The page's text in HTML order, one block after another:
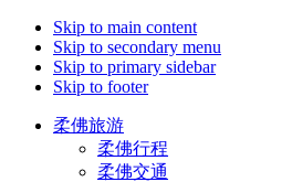
Skip to main content
Skip to secondary menu
Skip to primary sidebar
Skip to footer
柔佛旅游
柔佛行程
柔佛交通